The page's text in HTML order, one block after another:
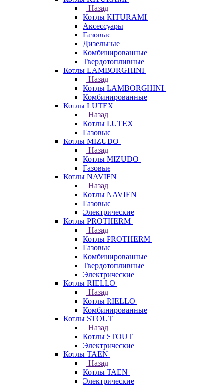
Назад
Котлы KITURAMI
Аксессуары
Газовые
Дизельные
Комбинированные
Твердотопливные
Котлы LAMBORGHINI
Назад
Котлы LAMBORGHINI
Комбинированные
Котлы LUTEX
Назад
Котлы LUTEX
Газовые
Котлы MIZUDO
Назад
Котлы MIZUDO
Газовые
Котлы NAVIEN
Назад
Котлы NAVIEN
Газовые
Электрические
Котлы PROTHERM
Назад
Котлы PROTHERM
Газовые
Комбинированные
Твердотопливные
Электрические
Котлы RIELLO
Назад
Котлы RIELLO
Комбинированные
Котлы STOUT
Назад
Котлы STOUT
Электрические
Котлы TAEN
Назад
Котлы TAEN
Электрические